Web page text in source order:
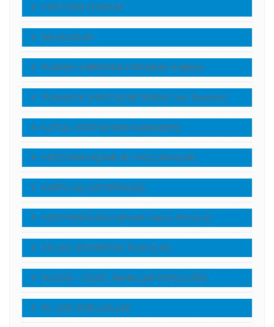
HRİSTİYAN TÜRKLER
TANIKLIKLAR
TURKISH CHRISTIAN FORUM (in English)
TURKISCH CHRISTLICHE FORUM (auf Deutsch)
KUTSAL KİTAP (KİTABI MUKADDES)
HRİSTİYAN YAŞAMI VE UYGULAMALARI
KURTULUŞ (SETERYOLOJİ)
HRİSTİYAN İNANCI (Mesih İnancı Teolojisi)
DİNLER, MEZHEPLER, İNANÇLAR…
EKLESİA – KİLİSE, İNANLILAR TOPLULUĞU
EN ÇOK SORULANLAR